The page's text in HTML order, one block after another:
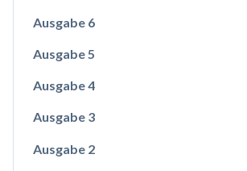
Ausgabe 6
Ausgabe 5
Ausgabe 4
Ausgabe 3
Ausgabe 2